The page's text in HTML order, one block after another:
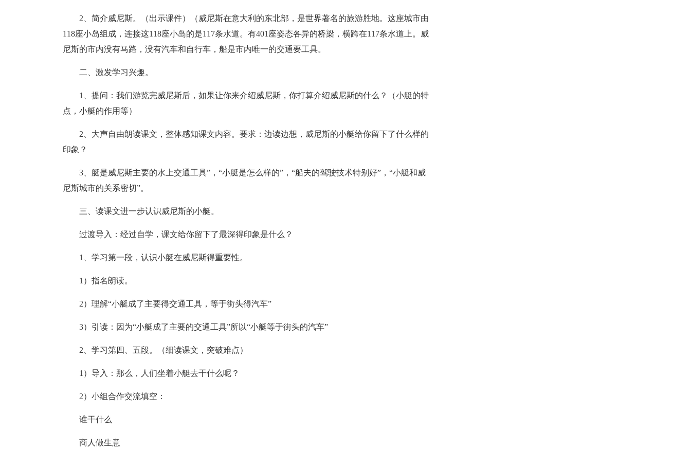
2、简介威尼斯。（出示课件）（威尼斯在意大利的东北部，是世界著名的旅游胜地。这座城市由
118座小岛组成，连接这118座小岛的是117条水道。有401座姿态各异的桥梁，横跨在117条水道上。威
尼斯的市内没有马路，没有汽车和自行车，船是市内唯一的交通要工具。
二、激发学习兴趣。
1、提问：我们游览完威尼斯后，如果让你来介绍威尼斯，你打算介绍威尼斯的什么？（小艇的特
点，小艇的作用等）
2、大声自由朗读课文，整体感知课文内容。要求：边读边想，威尼斯的小艇给你留下了什么样的
印象？
3、艇是威尼斯主要的水上交通工具”，“小艇是怎么样的”，“船夫的驾驶技术特别好”，“小艇和威
尼斯城市的关系密切”。
三、读课文进一步认识威尼斯的小艇。
过渡导入：经过自学，课文给你留下了最深得印象是什么？
1、学习第一段，认识小艇在威尼斯得重要性。
1）指名朗读。
2）理解“小艇成了主要得交通工具，等于街头得汽车”
3）引读：因为“小艇成了主要的交通工具”所以“小艇等于街头的汽车”
2、学习第四、五段。（细读课文，突破难点）
1）导入：那么，人们坐着小艇去干什么呢？
2）小组合作交流填空：
谁干什么
商人做生意